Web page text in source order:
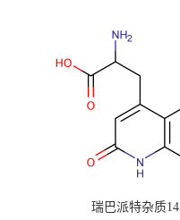
瑞巴派特杂质14